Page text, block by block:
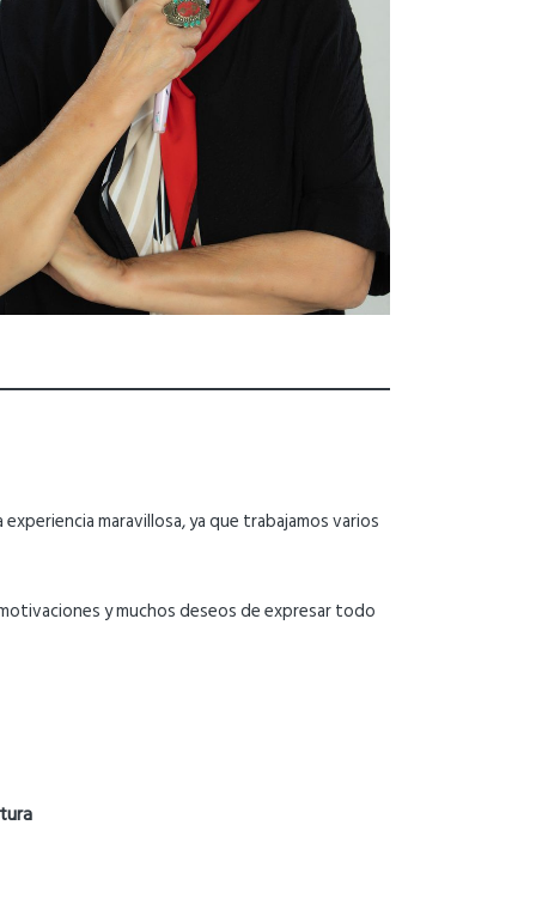
maravillosa, ya que trabajamos varios
y muchos deseos de expresar todo